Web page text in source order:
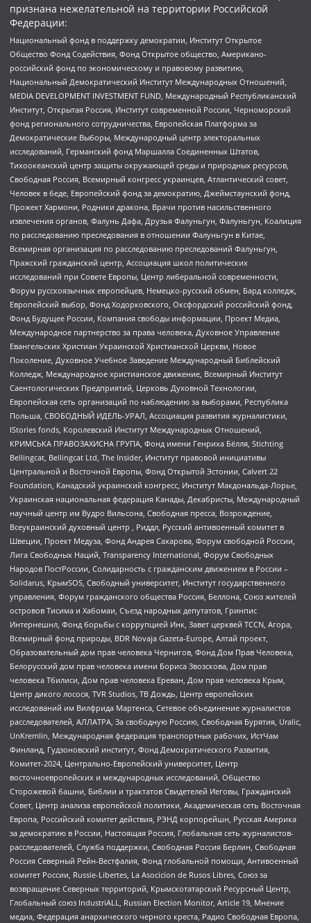
признана нежелательной на территории Российской
Федерации:
Национальный фонд в поддержку демократии, Институт Открытое
Общество Фонд Содействия, Фонд Открытое общество, Американо-
российский фонд по экономическому и правовому развитию,
Национальный Демократический Институт Международных Отношений,
MEDIA DEVELOPMENT INVESTMENT FUND, Международный Республиканский
Институт, Открытая Россия, Институт современной России, Черноморский
фонд регионального сотрудничества, Европейская Платформа за
Демократические Выборы, Международный центр электоральных
исследований, Германский фонд Маршалла Соединенных Штатов,
Тихоокеанский центр защиты окружающей среды и природных ресурсов,
Свободная Россия, Всемирный конгресс украинцев, Атлантический совет,
Человек в беде, Европейский фонд за демократию, Джеймстаунский фонд,
Прожект Хармони, Родники дракона, Врачи против насильственного
извлечения органов, Фалунь Дафа, Друзья Фалуньгун, Фалуньгун, Коалиция
по расследованию преследования в отношении Фалуньгун в Китае,
Всемирная организация по расследованию преследований Фалуньгун,
Пражский гражданский центр, Ассоциация школ политических
исследований при Совете Европы, Центр либеральной современности,
Форум русскоязычных европейцев, Немецко-русский обмен, Бард колледж,
Европейский выбор, Фонд Ходорковского, Оксфордский российский фонд,
Фонд Будущее России, Компания свободы информации, Проект Медиа,
Международное партнерство за права человека, Духовное Управление
Евангельских Христиан Украинской Христианской Церкви, Новое
Поколение, Духовное Учебное Заведение Международный Библейский
Колледж, Международное христианское движение, Всемирный Институт
Саентологических Предприятий, Церковь Духовной Технологии,
Европейская сеть организаций по наблюдению за выборами, Республика
Польша, СВОБОДНЫЙ ИДЕЛЬ-УРАЛ, Ассоциация развития журналистики,
IStories fonds, Королевский Институт Международных Отношений,
КРИМСЬКА ПРАВОЗАХИСНА ГРУПА, Фонд имени Генриха Бёлля, Stichting
Bellingcat, Bellingcat Ltd, The Insider, Институт правовой инициативы
Центральной и Восточной Европы, Фонд Открытой Эстонии, Calvert 22
Foundation, Канадский украинский конгресс, Институт Макдональда-Лорье,
Украинская национальная федерация Канады, Декабристы, Международный
научный центр им Вудро Вильсона, Свободная пресса, Возрождение,
Всеукраинский духовный центр , Риддл, Русский антивоенный комитет в
Швеции, Проект Медуза, Фонд Андрея Сахарова, Форум свободной России,
Лига Свободных Наций, Transparеncy International, Форум Свободных
Народов ПостРоссии, Солидарность с гражданским движением в России –
Solidarus, КрымSOS, Свободный университет, Институт государственного
управления, Форум гражданского общества Россия, Беллона, Союз жителей
островов Тисима и Хабомаи, Съезд народных депутатов, Гринпис
Интернешнл, Фонд борьбы с коррупцией Инк, Завет церквей TCCN, Агора,
Всемирный фонд природы, BDR Novaja Gazeta-Europe, Алтай проект,
Образовательный дом прав человека Чернигов, Фонд Дом Прав Человека,
Белорусский дом прав человека имени Бориса Звозскова, Дом прав
человека Тбилиси, Дом прав человека Ереван, Дом прав человека Крым,
Центр дикого лосося, TVR Studios, ТВ Дождь, Центр европейских
исследований им Вилфрида Мартенса, Сетевое объединение журналистов
расследователей, АЛЛАТРА, За свободную Россию, Свободная Бурятия, Uralic,
UnKremlin, Международная федерация транспортных рабочих, ИстЧам
Финланд, Гудзоновский институт, Фонд Демократического Развития,
Комитет-2024, Центрально-Европейский университет, Центр
восточноевропейских и международных исследований, Общество
Сторожевой башни, Библии и трактатов Свидетелей Иеговы, Гражданский
Совет, Центр анализа европейской политики, Академическая сеть Восточная
Европа, Российский комитет действия, РЭНД корпорейшн, Русская Америка
за демократию в России, Настоящая Россия, Глобальная сеть журналистов-
расследователей, Служба поддержки, Свободная Россия Берлин, Свободная
Россия Северный Рейн-Вестфалия, Фонд глобальной помощи, Антивоенный
комитет России, Russie-Libertes, La Asocicion de Rusos Libres, Союз за
возвращение Северных территорий, Крымскотатарский Ресурсный Центр,
Глобальный союз IndustriALL, Russian Election Monitor, Article 19, Мнение
медиа, Федерация анархического черного креста, Радио Свободная Европа,